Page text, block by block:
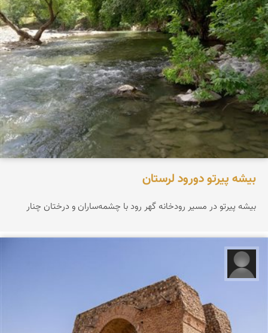
بیشه پیرتو دورود لرستان
بیشه پیرتو در مسیر رودخانه گهر رود با چشمه‌ساران و درختان چنار